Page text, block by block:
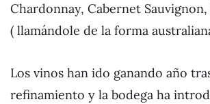
Chardonnay, Cabernet
( llamándole de la forma
Los vinos han ido ganando año
refinamiento y la bodega ha